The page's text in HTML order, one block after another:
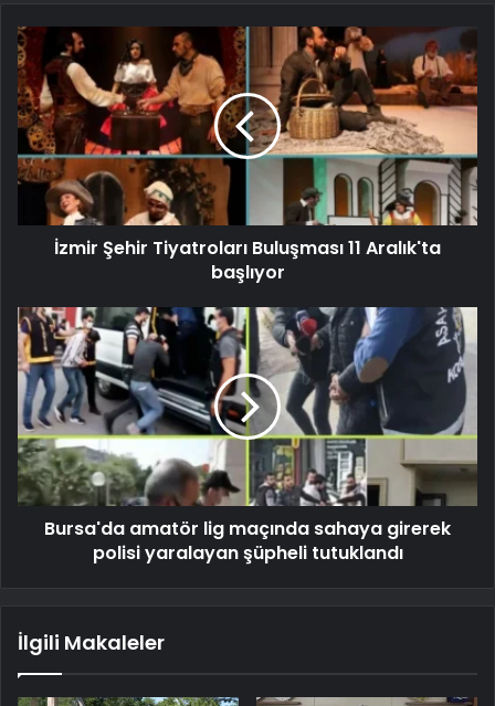
İzmir Şehir Tiyatroları Buluşması 11 Aralık'ta
başlıyor
Bursa'da amatör lig maçında sahaya girerek
polisi yaralayan şüpheli tutuklandı
İlgili Makaleler